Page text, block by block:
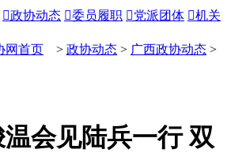
政协动态 委员履职 党派团体 机关
网首页 > 政协动态 > 广西政协动态 >
会见陆兵一行 双